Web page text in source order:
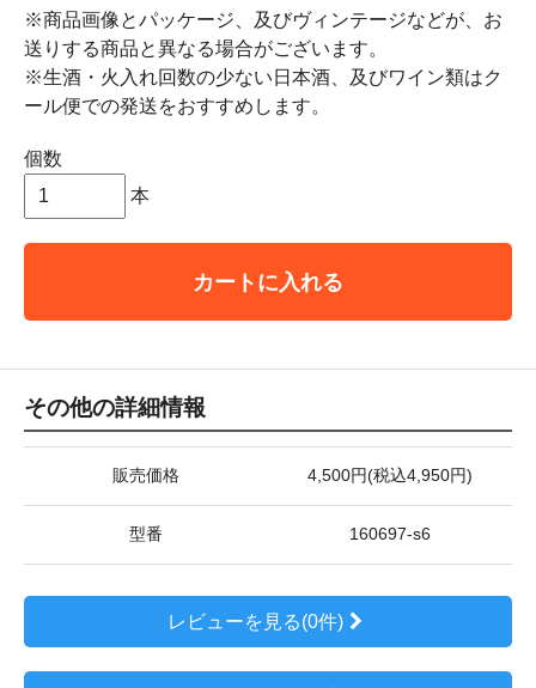
※商品画像とパッケージ、及びヴィンテージなどが、お
送りする商品と異なる場合がございます。
※生酒・火入れ回数の少ない日本酒、及びワイン類はク
ール便での発送をおすすめします。
個数
本
カートに入れる
その他の詳細情報
販売価格 4,500円(税込4,950円)
型番 160697-s6
レビューを見る(0件)